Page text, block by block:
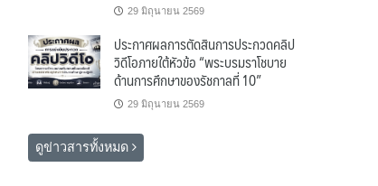
29 มิถุนายน 2569
ประกาศผลการตัดสินการประกวดคลิป
วิดีโอภายใต้หัวข้อ “พระบรมราโชบาย
ด้านการศึกษาของรัชกาลที่ 10”
29 มิถุนายน 2569
ดูข่าวสารทั้งหมด